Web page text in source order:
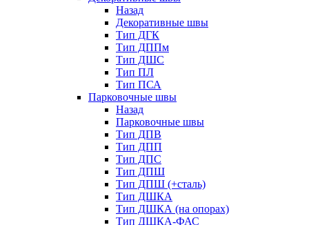
Назад
Декоративные швы
Тип ДГК
Тип ДППм
Тип ДШС
Тип ПЛ
Тип ПСА
Парковочные швы
Назад
Парковочные швы
Тип ДПВ
Тип ДПП
Тип ДПС
Тип ДПШ
Тип ДПШ (+сталь)
Тип ДШКА
Тип ДШКА (на опорах)
Тип ДШКА-ФАС